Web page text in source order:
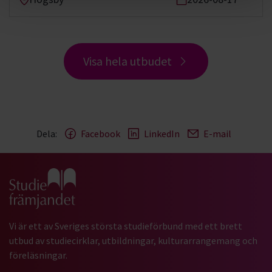
Visa hela utbudet
Dela: Facebook LinkedIn E-mail
Gå till studiefrämjandets startsida
Vi är ett av Sveriges största studieförbund med ett brett
utbud av studiecirklar, utbildningar, kulturarrangemang och
föreläsningar.